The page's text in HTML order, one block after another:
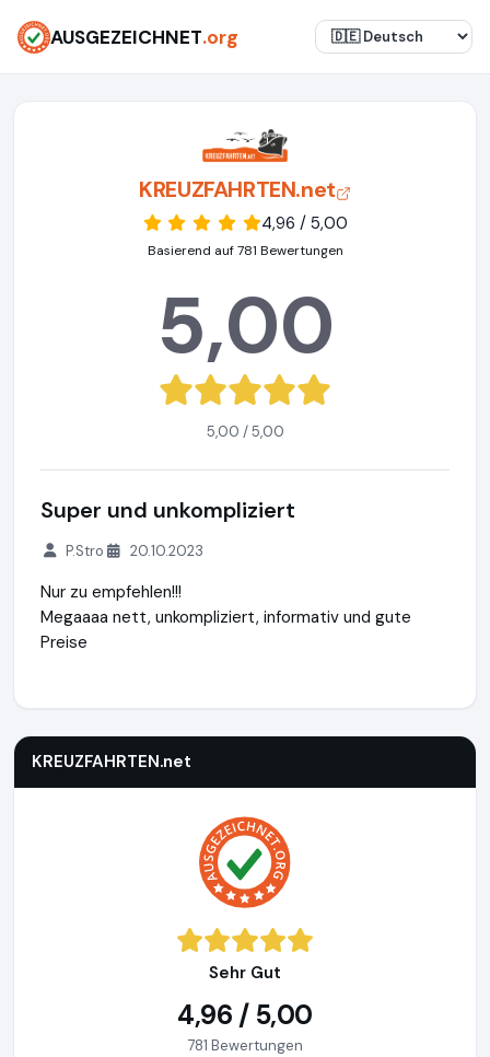
AUSGEZEICHNET.org
KREUZFAHRTEN.net
4,96 / 5,00
Basierend auf 781 Bewertungen
5,00
5,00 / 5,00
Super und unkompliziert
P.Stro 20.10.2023
Nur zu empfehlen!!!
Megaaaa nett, unkompliziert, informativ und gute
Preise
KREUZFAHRTEN.net
Sehr Gut
4,96 / 5,00
781 Bewertungen